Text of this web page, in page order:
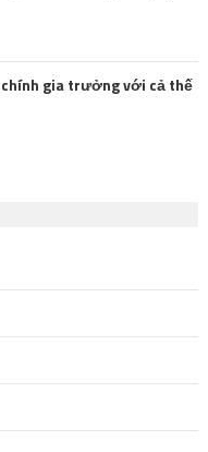
gia trưởng với cả thế